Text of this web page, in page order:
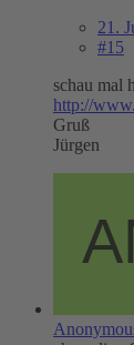
21.
#15
schau mal
http://
Gruß
Jürgen